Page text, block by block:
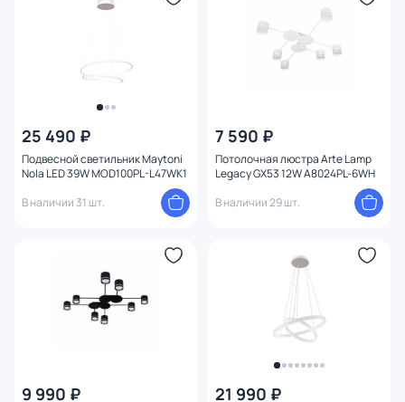
25 490 ₽
Подвесной светильник Maytoni
Nola LED 39W MOD100PL-L47WK1
В наличии 31 шт.
7 590 ₽
Потолочная люстра Arte Lamp
Legacy GX53 12W A8024PL-6WH
В наличии 29 шт.
9 990 ₽ 21 990 ₽
Цвет арматуры
Высота (мм)
Диаметр (мм)
Количество ламп